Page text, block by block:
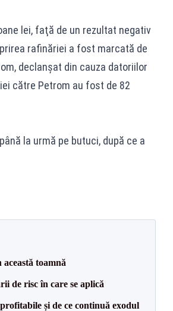
lei, faţă de un rezultat negativ
rafinăriei a fost marcată de
declanşat din cauza datoriilor
către Petrom au fost de 82
la urmă pe butuci, după ce a
toamnă
de risc în care se aplică
și de ce continuă exodul